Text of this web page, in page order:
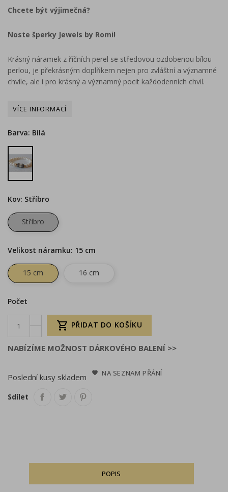
Chcete být výjimečná?
Noste šperky Jewels by Romi!
Krásný náramek z říčních perel se středovou ozdobenou bílou
perlou, je překrásným doplňkem nejen pro zvláštní a významné
chvíle, ale i pro krásný a významný pocit každodenních chvil.
Barva: Bílá
Bílá
Kov: Stříbro
Stříbro
Velikost náramku: 15 cm
15 cm 16 cm
Počet
 PŘIDAT DO KOŠÍKU
NABÍZÍME MOŽNOST DÁRKOVÉHO BALENÍ >>
Poslední kusy skladem NA SEZNAM PŘÁNÍ
Sdílet
POPIS